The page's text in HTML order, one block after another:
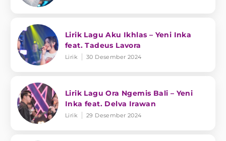
Lirik Lagu Aku Ikhlas – Yeni Inka
feat. Tadeus Lavora
Lirik 30 Desember 2024
Lirik Lagu Ora Ngemis Bali – Yeni
Inka feat. Delva Irawan
Lirik 29 Desember 2024